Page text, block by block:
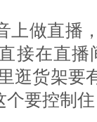
上做直播
接在直播
逛货架要
要控制